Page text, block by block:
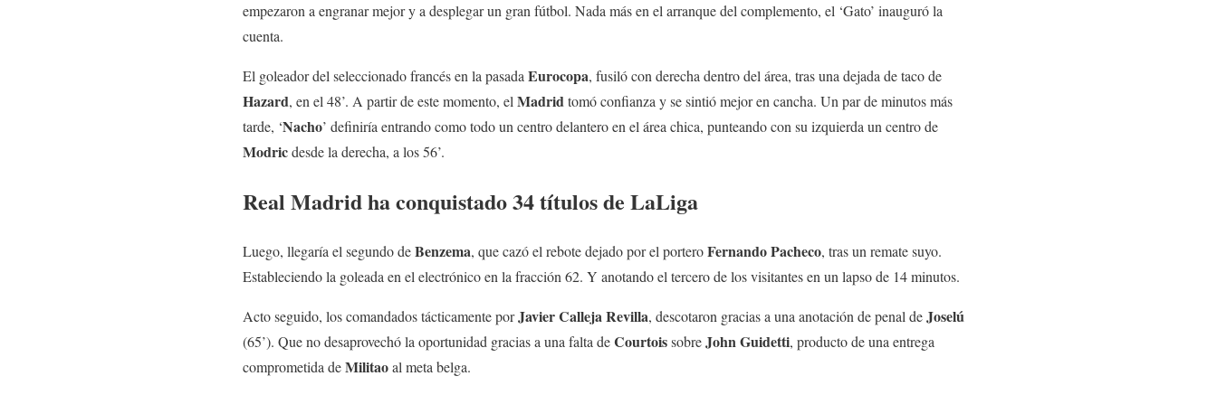
empezaron a engranar mejor y a desplegar un gran fútbol. Nada más en el arranque del complemento, el ‘Gato’ inauguró la
cuenta.
El goleador del seleccionado francés en la pasada Eurocopa, fusiló con derecha dentro del área, tras una dejada de taco de
Hazard, en el 48’. A partir de este momento, el Madridtomó confianza y se sintió mejor en cancha. Un par de minutos más
tarde, ‘Nacho’ definiría entrando como todo un centro delantero en el área chica, punteando con su izquierda un centro de
Modricdesde la derecha, a los 56’.
Real Madrid ha conquistado 34 títulos de LaLiga
Luego, llegaría el segundo deBenzema, que cazó el rebote dejado por el porteroFernandoPacheco, tras un remate suyo.
Estableciendo la goleada en el electrónico en la fracción 62. Y anotando el tercero de los visitantes en un lapso de 14 minutos.
Acto seguido, los comandados tácticamente porJavierCallejaRevilla, descotaron gracias a una anotación de penal deJoselú
(65’). Que no desaprovechó la oportunidad gracias a una falta deCourtoissobreJohnGuidetti, producto de una entrega
comprometida deMilitaoal meta belga.